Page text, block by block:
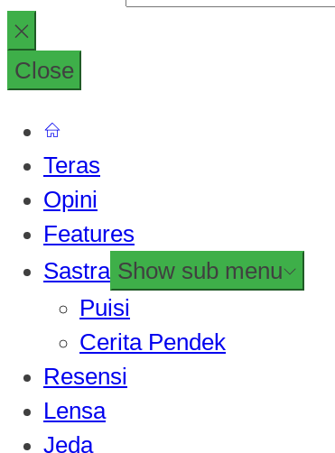
Close
Teras
Opini
Features
Sastra Show sub menu
Puisi
Cerita Pendek
Resensi
Lensa
Jeda